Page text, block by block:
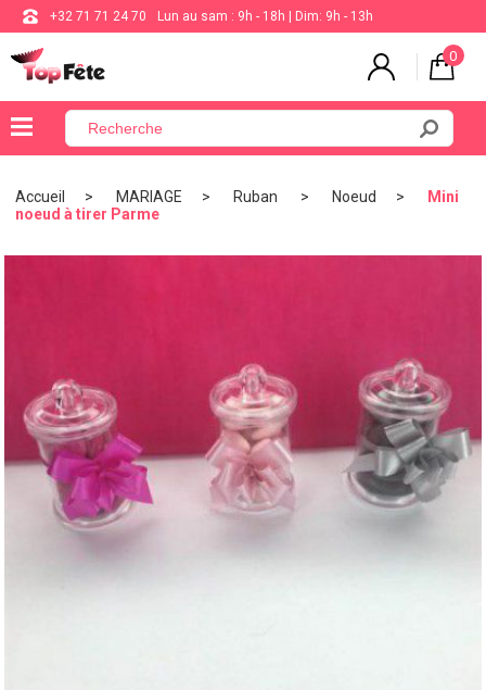
+32 71 71 24 70 Lun au sam : 9h - 18h | Dim: 9h - 13h
0
×
BALLON
BAPTÊME
COMMUNION
THÈME
SOIRÉE
SPÉCIALES
Accueil MARIAGE Ruban Noeud
Mini
noeud à tirer Parme